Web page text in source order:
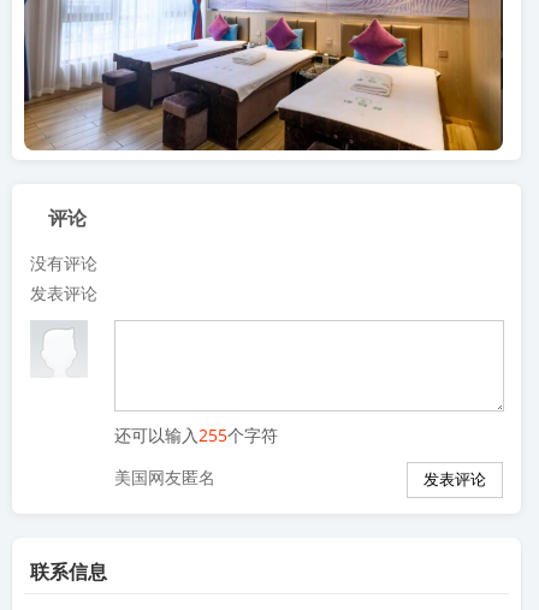
评论
没有评论
发表评论
还可以输入 255个字符
美国网友匿名
联系信息